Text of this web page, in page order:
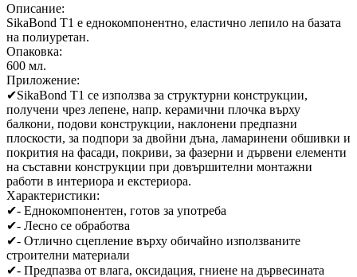
Описание:
SikaBond T1 е еднокомпонентно, еластично лепило на базата
на полиуретан.
Опаковка:
600 мл.
Приложение:
✔SikaBond T1 се използва за структурни конструкции,
получени чрез лепене, напр. керамични плочка върху
балкони, подови конструкции, наклонени предпазни
плоскости, за подпори за двойни дъна, ламаринени обшивки и
покрития на фасади, покриви, за фазерни и дървени елементи
на съставни конструкции при довършителни монтажни
работи в интериора и екстериора.
Характеристики:
✔- Еднокомпонентен, готов за употреба
✔- Лесно се обработва
✔- Отлично сцепление върху обичайно използваните
строителни материали
✔- Предпазва от влага, оксидация, гниене на дървесината